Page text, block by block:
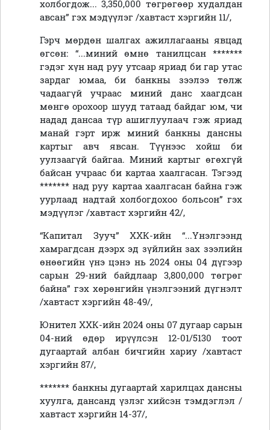
холбогдож... 3,350,000 төгрөгөөр худалдан
авсан” гэх мэдүүлэг /хавтаст хэргийн 11/,
Гэрч мөрдөн шалгах ажиллагааны явцад
өгсөн: “...миний өмнө танилцсан *******
гэдэг хүн над руу утсаар яриад би гар утас
зардаг юмаа, би банкны зээлээ төлж
чадаагүй учраас миний данс хаагдсан
мөнгө орохоор шууд татаад байдаг юм, чи
надад дансаа түр ашиглуулаач гэж яриад
манай гэрт ирж миний банкны дансны
картыг авч явсан. Түүнээс хойш би
уулзаагүй байгаа. Миний картыг өгөхгүй
байсан учраас би картаа хаалгасан. Тэгээд
******* над руу картаа хаалгасан байна гэж
уурлаад надтай холбогдохоо больсон” гэх
мэдүүлэг /хавтаст хэргийн 42/,
“Капитал Зууч” ХХК-ийн “...Үнэлгээнд
хамрагдсан дээрх эд зүйлийн зах зээлийн
өнөөгийн үнэ цэнэ нь 2024 оны 04 дүгээр
сарын 29-ний байдлаар 3,800,000 төгрөг
байна” гэх хөрөнгийн үнэлгээний дүгнэлт
/хавтаст хэргийн 48-49/,
Юнител ХХК-ийн 2024 оны 07 дугаар сарын
04-ний өдөр ирүүлсэн 12-01/5130 тоот
дугаартай албан бичгийн хариу /хавтаст
хэргийн 87/,
******* банкны дугаартай харилцах дансны
хуулга, дансанд үзлэг хийсэн тэмдэглэл /
хавтаст хэргийн 14-37/,